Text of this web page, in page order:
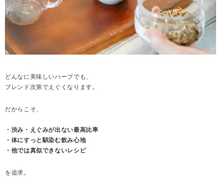
どんなに美味しいハーブでも、
ブレンド次第でえぐくなります。
だからこそ、
・渋み・えぐみが出ない最高比率
・体にすっと馴染む飲み心地
・他では真似できないレシピ
を追求。